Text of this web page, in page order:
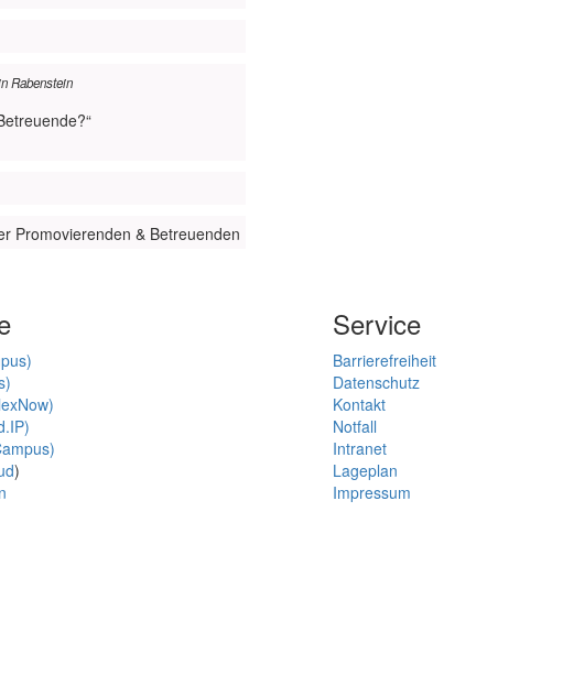
Rabenstein
Promovierenden & Betreuenden
)
Service
Barrierefreiheit
Datenschutz
Kontakt
Notfall
Intranet
Lageplan
Impressum